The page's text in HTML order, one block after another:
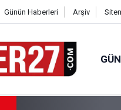
Günün Haberleri Arşiv